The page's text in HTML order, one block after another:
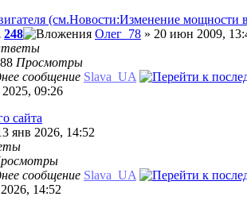
(см.Новости:Изменение мощности
248 Олег_78 » 20 июн 2009,
Просмотры
сообщение Slava_UA
09:26
сайта
янв 2026, 14:52
сообщение Slava_UA
14:52